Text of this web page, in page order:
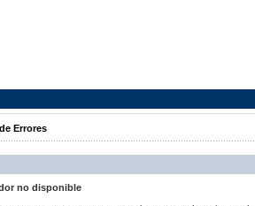
Errores
no disponible